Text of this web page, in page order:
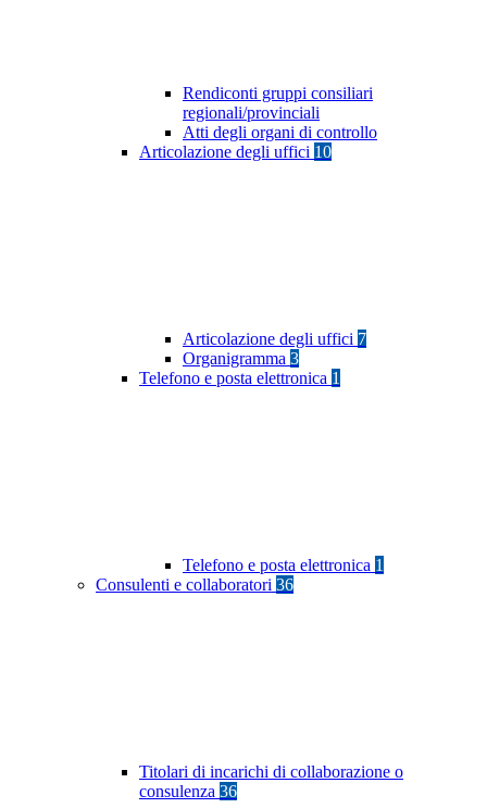
Rendiconti gruppi consiliari
regionali/provinciali
Atti degli organi di controllo
Articolazione degli uffici 10
Articolazione degli uffici 7
Organigramma 3
Telefono e posta elettronica 1
Telefono e posta elettronica 1
Consulenti e collaboratori 36
Titolari di incarichi di collaborazione o
consulenza 36